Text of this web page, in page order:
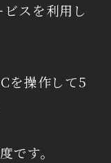
スを利用し
を操作して5
です。